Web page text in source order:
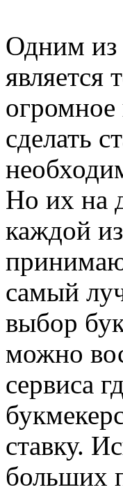
Одним из
является
сделать
Но их на
каждой
самый
выбор
можно
сервиса
ставку.
больших